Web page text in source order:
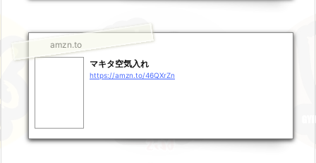
amzn.to
マキタ空気入れ
https://amzn.to/46QXrZn